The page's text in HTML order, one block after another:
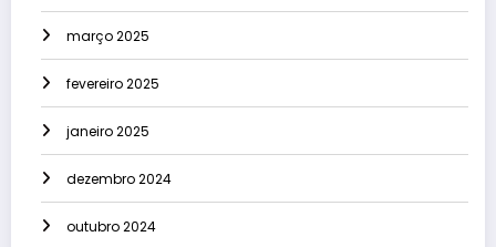
março 2025
fevereiro 2025
janeiro 2025
dezembro 2024
outubro 2024